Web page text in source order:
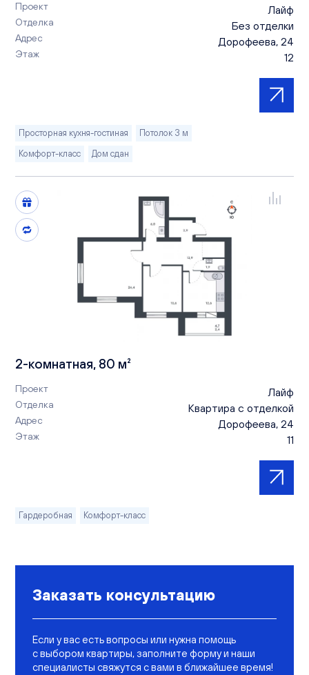
Проект Лайф
Отделка Без отделки
Адрес Дорофеева, 24
Этаж 12
Просторная кухня-гостиная
Потолок 3 м
Комфорт-класс
Дом сдан
2-комнатная, 80 м²
Проект Лайф
Отделка Квартира с отделкой
Адрес Дорофеева, 24
Этаж 11
Гардеробная Комфорт-класс
Заказать консультацию
Если у вас есть вопросы или нужна помощь
с выбором квартиры, заполните форму и наши
специалисты свяжутся с вами в ближайшее время!